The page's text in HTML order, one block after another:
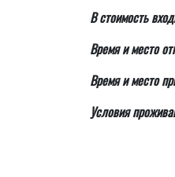
В стоимость
Время и место
Время и место
Условия